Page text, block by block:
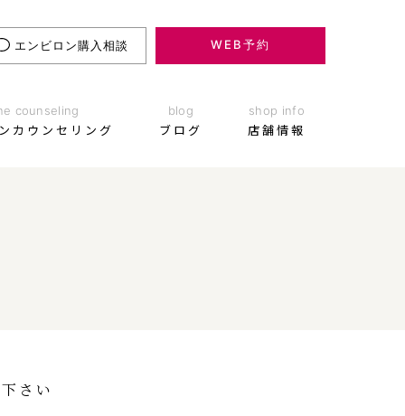
counseling
カウンセリング
blog
ブログ
shop info
店舗情報
エンビロン購入相談 WEB予約
さい